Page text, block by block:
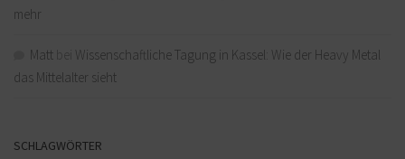
mehr
Matt
Wissenschaftliche Tagung in Kassel: Wie der Heavy Metal
das Mittelalter sieht
SCHLAGWÖRTER